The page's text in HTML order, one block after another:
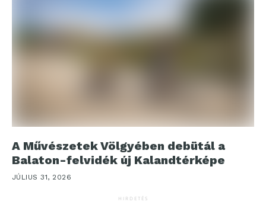
A Művészetek Völgyében debütál a
Balaton-felvidék új Kalandtérképe
JÚLIUS 31, 2026
HIRDETÉS